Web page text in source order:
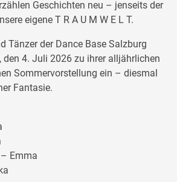
Geschichten neu – jenseits der
eigene T R A U M W E L T.
Tänzer der Dance Base Salzburg
den 4. Juli 2026 zu ihrer alljährlichen
Sommervorstellung ein – diesmal
Fantasie.
Emma